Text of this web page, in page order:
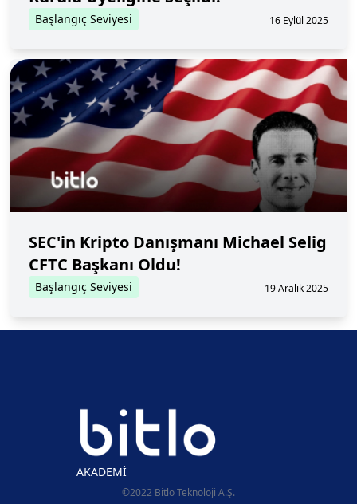
Başlangıç Seviyesi 16 Eylül 2025
SEC'in Kripto Danışmanı Michael Selig
CFTC Başkanı Oldu!
Başlangıç Seviyesi 19 Aralık 2025
AKADEMİ
©2022 Bitlo Teknoloji A.Ş.